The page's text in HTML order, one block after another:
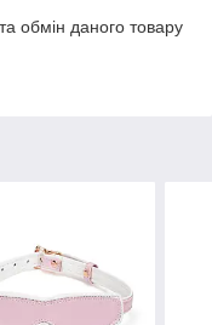
обмін даного товару